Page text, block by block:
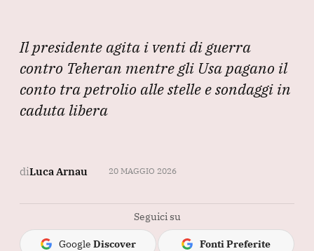
Il presidente agita i venti di guerra
contro Teheran mentre gli Usa pagano il
conto tra petrolio alle stelle e sondaggi in
caduta libera
diLuca Arnau 20 MAGGIO 2026
Seguici su
Google Discover Fonti Preferite